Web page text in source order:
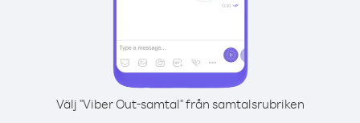
Välj "Viber Out-samtal" från samtalsrubriken